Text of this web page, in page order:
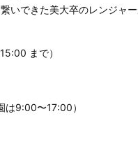
いできた美大卒のレンジャー
まで）
9:00〜17:00）